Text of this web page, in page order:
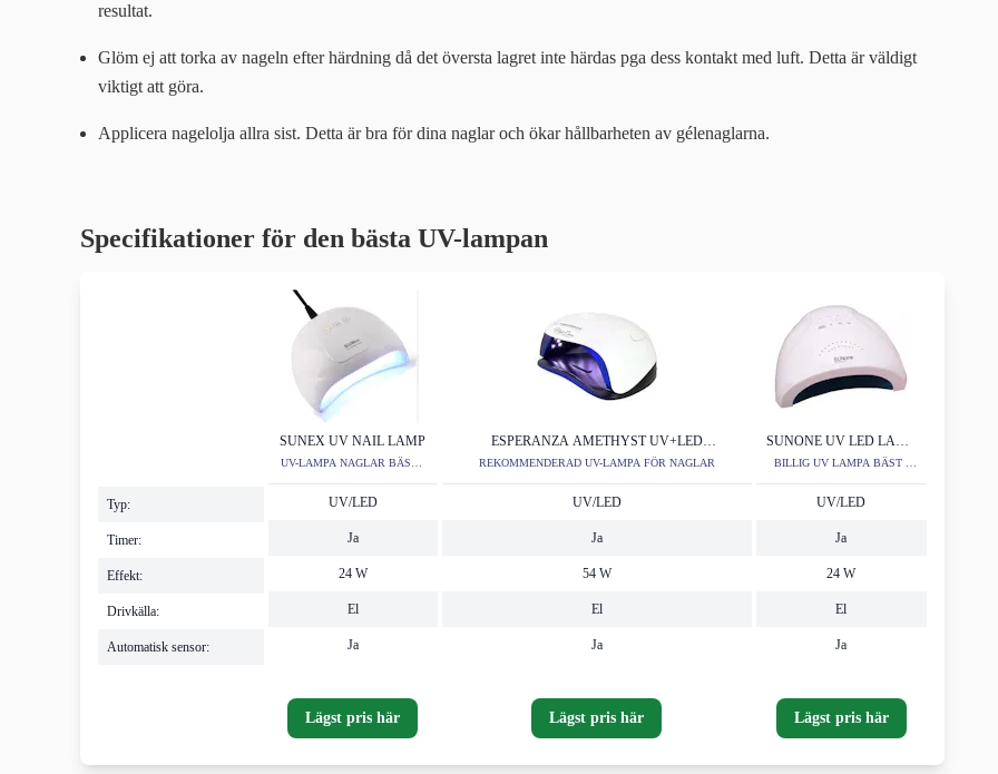
resultat.
Glöm ej att torka av nageln efter härdning då det översta lagret inte härdas pga dess kontakt med luft. Detta är väldigt
viktigt att göra.
Applicera nagelolja allra sist. Detta är bra för dina naglar och ökar hållbarheten av gélenaglarna.
Specifikationer för den bästa UV-lampan
Typ:
Timer:
Effekt:
Drivkälla:
Automatisk sensor:
SUNEX UV NAIL LAMP
UV-LAMPA NAGLAR BÄST I
UV/LED
Ja
24 W
El
Ja
Lägst pris här
ESPERANZA AMETHYST UV+LED
NAGELLAMPA 54W
REKOMMENDERAD UV-LAMPA FÖR NAGLAR
UV/LED
Ja
54 W
El
Ja
Lägst pris här
SUNONE UV LED LAMP
48W
BILLIG UV LAMPA BÄST I
UV/LED
Ja
24 W
El
Ja
Lägst pris här